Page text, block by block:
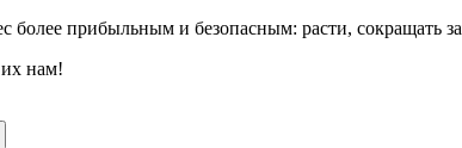
более прибыльным и безопасным: расти, cокращать
их нам!